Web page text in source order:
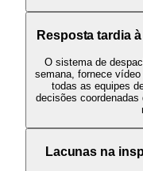
Resposta tardia
O sistema de
semana, fornece
todas as equipes
decisões
Lacunas na